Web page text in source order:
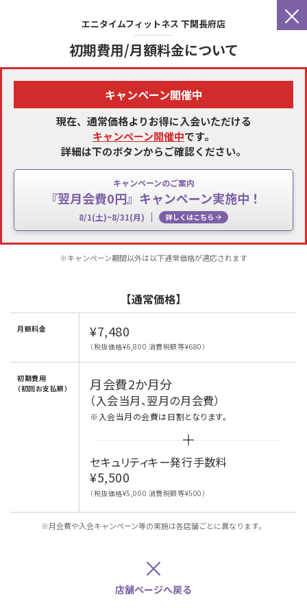
×
エニタイムフィットネス 下関長府店
初期費用/月額料金について
キャンペーン開催中
現在、通常価格よりお得に入会いただける
キャンペーン開催中です。
詳細は下のボタンからご確認ください。
キャンペーンのご案内
『翌月会費0円』キャンペーン実施中！
8/1(土)~8/31(月) 詳しくはこちら
※キャンペーン期間以外は以下通常価格が適応されます
【通常価格】
月額料金 ¥7,480
（税抜価格¥6,800 消費税額等¥680）
初期費用
（初回お支払額）
月会費2か月分
（入会当月、翌月の月会費）
※入会当月の会費は日割となります。
セキュリティキー発行手数料
¥5,500
（税抜価格¥5,000 消費税額等¥500）
※月会費や入会キャンペーン等の実施は各店舗ごとに異なります。
×
店舗ページへ戻る